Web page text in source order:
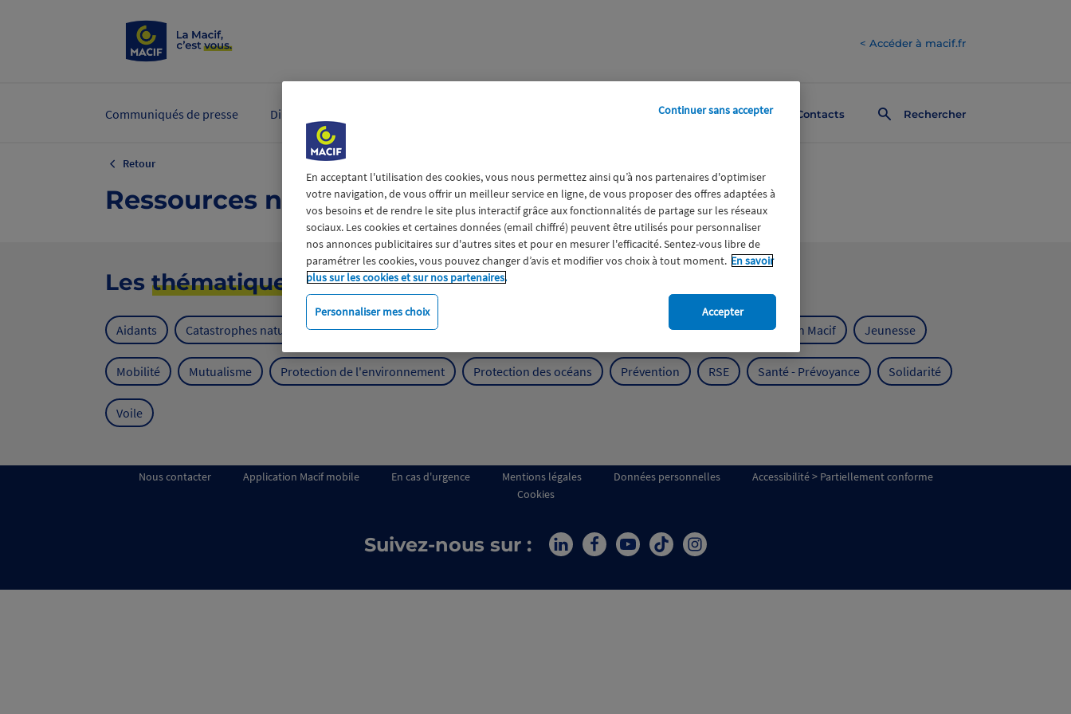
< Accéder à macif.fr
Contacts Rechercher
Communiqués de presse Dirigeants et experts
Retour
Ressources naturelles
Les thématiques
Aidants Catastrophes naturelles Climat Engagement Expérience clients Fondation Macif Jeunesse
Mobilité Mutualisme Protection de l'environnement Protection des océans Prévention RSE Santé - Prévoyance Solidarité
Voile
Nous contacter Application Macif mobile En cas d'urgence Mentions légales Données personnelles
Accessibilité > Partiellement conforme
Cookies
Suivez-nous sur :
En acceptant l'utilisation des cookies, vous nous permettez ainsi qu’à nos partenaires d'optimiser
votre navigation, de vous offrir un meilleur service en ligne, de vous proposer des offres adaptées à
vos besoins et de rendre le site plus interactif grâce aux fonctionnalités de partage sur les réseaux
sociaux. Les cookies et certaines données (email chiffré) peuvent être utilisés pour personnaliser
nos annonces publicitaires sur d'autres sites et pour en mesurer l'efficacité. Sentez-vous libre de
paramétrer les cookies, vous pouvez changer d’avis et modifier vos choix à tout moment. En savoir
plus sur les cookies et sur nos partenaires.
Personnaliser mes choix
Continuer sans accepter
Accepter